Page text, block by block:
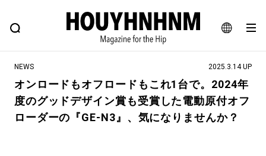
JA
EN
FEATURE BLOG SNAP
ヒップなファッション、カルチャー、ライフスタイルWEBマガジン
#注目のタグ
NEWS 2025.3.14 UP
オンロードもオフロードもこれ1台で。2024年
度のグッドデザイン賞も受賞した電動原付オフ
ローダーの『GE-N3』、気になりませんか？